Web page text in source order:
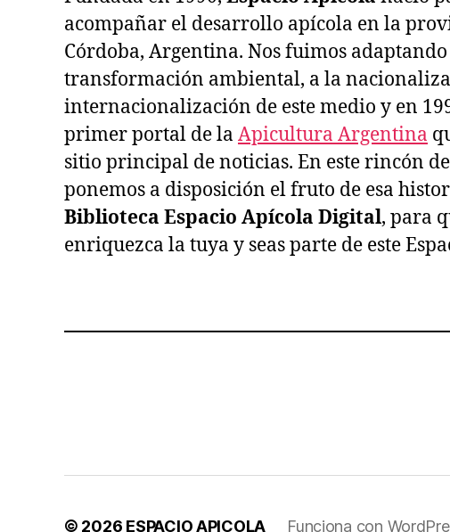
acompañar el desarrollo apícola en la
Córdoba, Argentina. Nos fuimos adaptando
transformación ambiental, a la
internacionalización de este medio y en
primer portal de la Apicultura Argentina
sitio principal de noticias. En este rincón
ponemos a disposición el fruto de esa
Biblioteca Espacio Apícola Digital, para
enriquezca la tuya y seas parte de este
© 2026 ESPACIO APICOLA Funciona con